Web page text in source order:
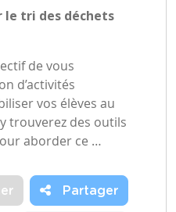
le tri des déchets
de vous
d’activités
vos élèves au
trouverez des outils
aborder ce …
Partager